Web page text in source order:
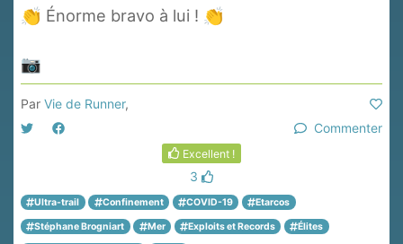
👏 Énorme bravo à lui ! 👏
📷
Par Vie de Runner,
Commenter
Excellent !
3
Ultra-trail Confinement COVID-19 Etarcos
Stéphane Brogniart Mer Exploits et Records Élites